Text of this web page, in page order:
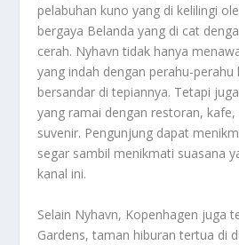
pelabuhan kuno yang di kelilingi
bergaya Belanda yang di cat
cerah. Nyhavn tidak hanya
yang indah dengan perahu-
bersandar di tepiannya. Tetapi
yang ramai dengan restoran,
suvenir. Pengunjung dapat
segar sambil menikmati suasana
kanal ini.
Selain Nyhavn, Kopenhagen juga
Gardens, taman hiburan tertua di